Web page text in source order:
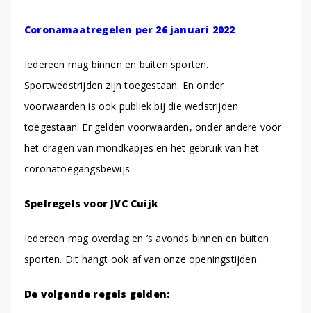
Coronamaatregelen per 26 januari 2022
Iedereen mag binnen en buiten sporten.
Sportwedstrijden zijn toegestaan. En onder
voorwaarden is ook publiek bij die wedstrijden
toegestaan. Er gelden voorwaarden, onder andere voor
het dragen van mondkapjes en het gebruik van het
coronatoegangsbewijs.
Spelregels voor JVC Cuijk
Iedereen mag overdag en ’s avonds binnen en buiten
sporten. Dit hangt ook af van onze openingstijden.
De volgende regels gelden: